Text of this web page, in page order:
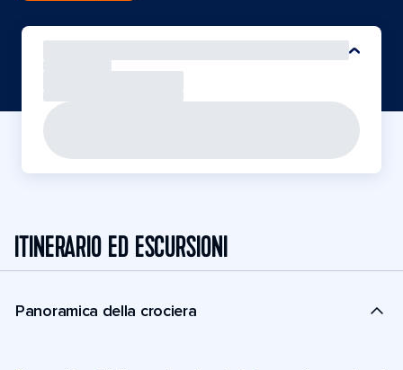
ITINERARIO ED ESCURSIONI
Panoramica della crociera